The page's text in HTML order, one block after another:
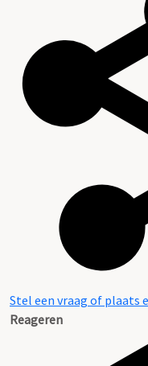
Stel een vraag of plaats
Reageren